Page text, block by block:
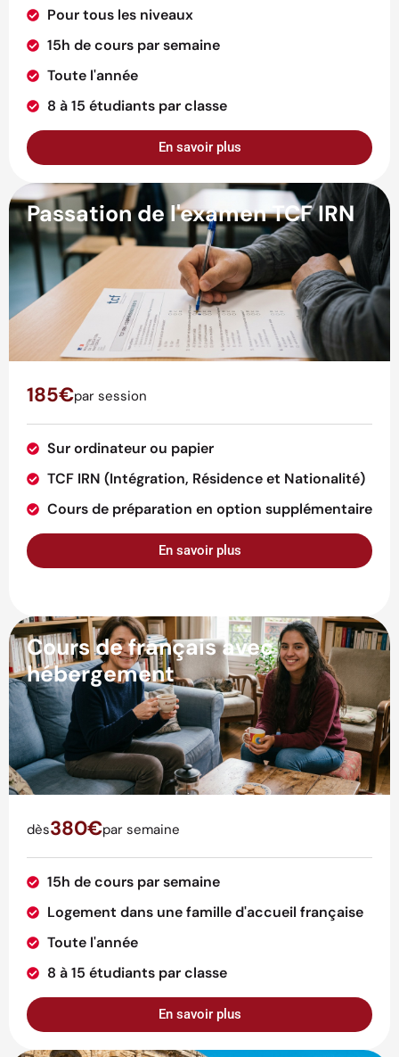
Pour tous les niveaux
15h de cours par semaine
Toute l'année
8 à 15 étudiants par classe
En savoir plus
Passation de l'examen TCF IRN
185€par session
Sur ordinateur ou papier
TCF IRN (Intégration, Résidence et Nationalité)
Cours de préparation en option supplémentaire
En savoir plus
Cours de français avec
hébergement
dès380€par semaine
15h de cours par semaine
Logement dans une famille d'accueil française
Toute l'année
8 à 15 étudiants par classe
En savoir plus